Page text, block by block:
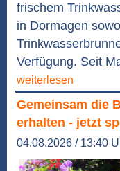
frischem
in Dormagen
Verfügung. Seit
weiterlesen
Gemeinsam die
erhalten - jetzt
04.08.2026 / 13:40